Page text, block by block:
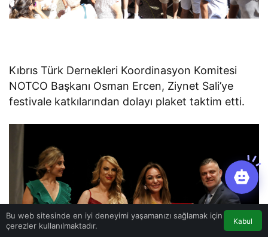
Kıbrıs Türk Dernekleri Koordinasyon Komitesi
NOTCO Başkanı Osman Ercen, Ziynet Sali’ye
festivale katkılarından dolayı plaket taktim etti.
Bu web sitesinde en iyi deneyimi yaşamanızı sağlamak için
çerezler kullanılmaktadır.
Kabul